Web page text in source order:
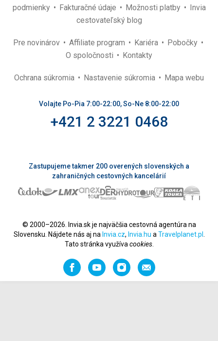
podmienky
Fakturačné údaje Možnosti platby
Invia
cestovateľský blog
Pre novinárov Affiliate program Kariéra
Pobočky
O spoločnosti
Kontakty
Ochrana súkromia Nastavenie súkromia Mapa webu
Volajte Po-Pia 7:00-22:00, So-Ne 8:00-22:00
+421 2 3221 0468
Zastupujeme takmer 200 overených slovenských a
zahraničných cestovných kancelárií
© 2000–2026. Invia.sk je najväčšia cestovná agentúra na
Slovensku. Nájdete nás aj na Invia.cz, Invia.hu a Travelplanet.pl
Tato stránka využíva cookies.
FacebookYouTubeInstagramOdporučiť